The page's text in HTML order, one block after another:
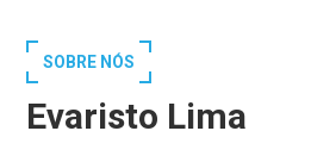
SOBRE NÓS
Evaristo Lima